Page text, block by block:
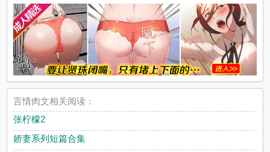
言情肉文相关阅读：
张柠檬2
娇妻系列短篇合集